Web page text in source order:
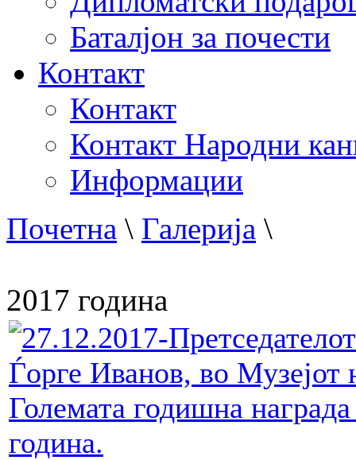
Баталјон за почести
Контакт
Контакт
Контакт Народни
Информации
Почетна \ Галерија \
2017 година